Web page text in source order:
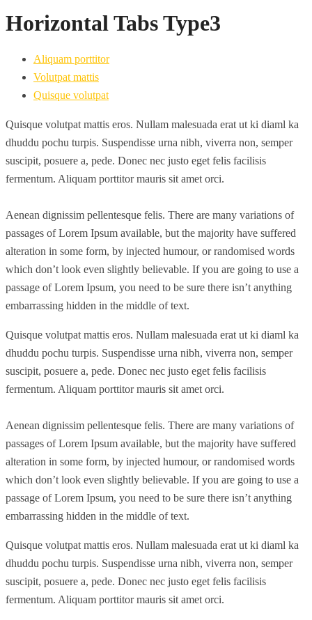
Horizontal Tabs Type3
Aliquam porttitor
Volutpat mattis
Quisque volutpat
Quisque volutpat mattis eros. Nullam malesuada erat ut ki diaml ka
dhuddu pochu turpis. Suspendisse urna nibh, viverra non, semper
suscipit, posuere a, pede. Donec nec justo eget felis facilisis
fermentum. Aliquam porttitor mauris sit amet orci.
Aenean dignissim pellentesque felis. There are many variations of
passages of Lorem Ipsum available, but the majority have suffered
alteration in some form, by injected humour, or randomised words
which don’t look even slightly believable. If you are going to use a
passage of Lorem Ipsum, you need to be sure there isn’t anything
embarrassing hidden in the middle of text.
Quisque volutpat mattis eros. Nullam malesuada erat ut ki diaml ka
dhuddu pochu turpis. Suspendisse urna nibh, viverra non, semper
suscipit, posuere a, pede. Donec nec justo eget felis facilisis
fermentum. Aliquam porttitor mauris sit amet orci.
Aenean dignissim pellentesque felis. There are many variations of
passages of Lorem Ipsum available, but the majority have suffered
alteration in some form, by injected humour, or randomised words
which don’t look even slightly believable. If you are going to use a
passage of Lorem Ipsum, you need to be sure there isn’t anything
embarrassing hidden in the middle of text.
Quisque volutpat mattis eros. Nullam malesuada erat ut ki diaml ka
dhuddu pochu turpis. Suspendisse urna nibh, viverra non, semper
suscipit, posuere a, pede. Donec nec justo eget felis facilisis
fermentum. Aliquam porttitor mauris sit amet orci.